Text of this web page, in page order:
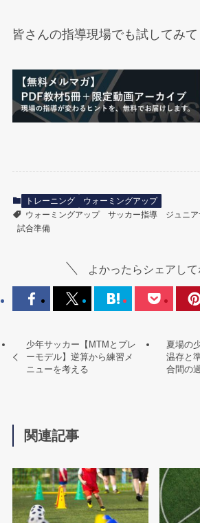
皆さんの指導現場でも試してみて
トレーニング
ウォーミングアップ
ウォーミングアップ
サッカー指導 ジュニ
試合準備
よかったらシェアして
少年サッカー【MTMとプレ
ーモデル】逆算から練習メ
ニューを考える
夏場の
温存と
合間の
関連記事